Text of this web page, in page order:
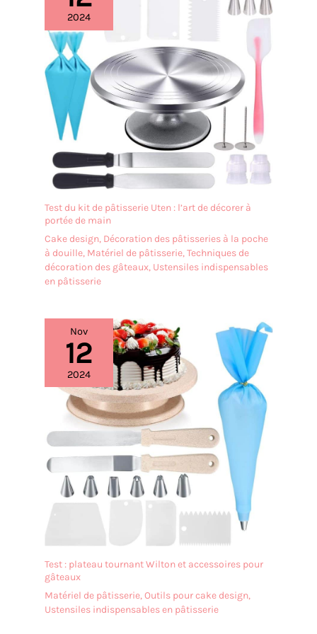
accessoires de mixage. Il suffit de tourner et de
soulever le bol pour le détacher. Les accessoires, y
compris le bol, le crochet et la tige, sont en acier
inoxydable de qualité alimentaire et passent au
lave-vaisselle Utilisation polyvalente en cuisine :
des cuisines domestiques aux restaurants,
boulangeries, hôtels et pizzerias, notre robot
pâtissier électrique fait des merveilles dans divers
contextes. C’est l’outil idéal pour mélanger la
crème, les légumes et les pâtes
2024
Test du kit de pâtisserie Uten : l’art de décorer à
portée de main
Cake design, Décoration des pâtisseries à la poche
à douille, Matériel de pâtisserie,Techniques de
décoration des gâteaux, Ustensiles indispensables
en pâtisserie
Nov
12
2024
Test : plateau tournant Wilton et accessoires pour
gâteaux
Matériel de pâtisserie,Outils pour cake design,
Ustensiles indispensables en pâtisserie